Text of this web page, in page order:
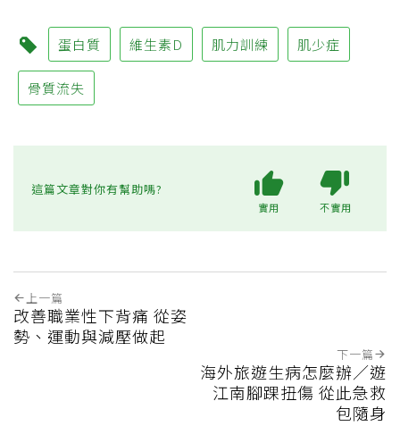
蛋白質 維生素D 肌力訓練 肌少症
骨質流失
這篇文章對你有幫助嗎?
實用 不實用
上一篇
改善職業性下背痛 從姿
勢、運動與減壓做起
下一篇
海外旅遊生病怎麼辦／遊
江南腳踝扭傷 從此急救
包隨身